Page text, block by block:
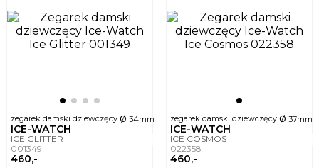
zegarek damski dziewczęcy ø 34mm
ICE-WATCH
ICE GLITTER
001349
460,-
zegarek damski dziewczęcy ø 37mm
ICE-WATCH
ICE COSMOS
022358
460,-